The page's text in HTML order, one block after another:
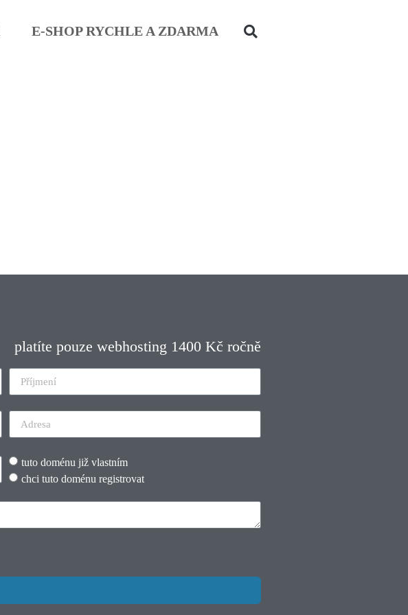
E-SHOP RYCHLE A ZDARMA
platíte pouze webhosting 1400 Kč ročně
tuto doménu již vlastním
chci tuto doménu registrovat